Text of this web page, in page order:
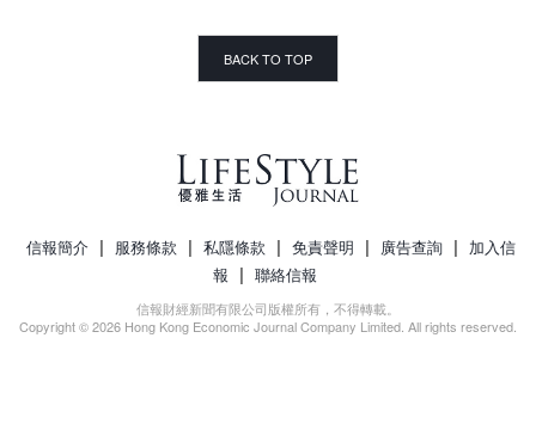
BACK TO TOP
信報簡介 | 服務條款 | 私隱條款 | 免責聲明 | 廣告查詢 | 加入信
報 | 聯絡信報
信報財經新聞有限公司版權所有，不得轉載。
Copyright © 2026 Hong Kong Economic Journal Company Limited. All rights reserved.